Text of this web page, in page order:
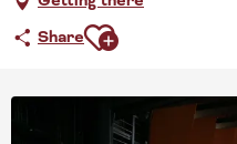
ShareAjouter aux favoris